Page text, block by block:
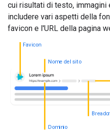
cui risultati di testo, immagini
includere vari aspetti della
favicon e l'URL della pagina
Favicon
Nome del sito
Dominio